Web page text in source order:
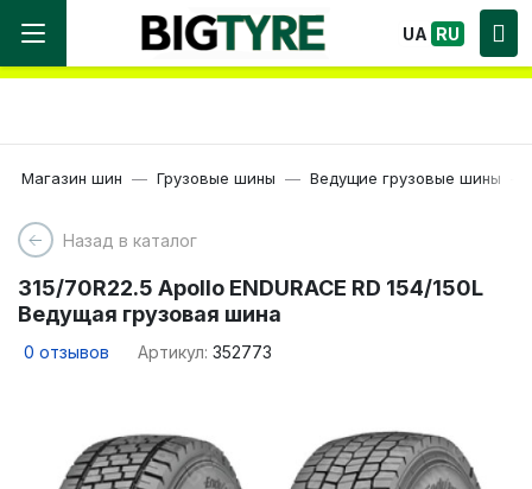
Мы работаем! Большой выбор Шин, быстрая
доставка по Украине!
UA RU
Магазин шин Грузовые шины Ведущие грузовые шины
Назад в каталог
315/70R22.5 Apollo ENDURACE RD 154/150L
Ведущая грузовая шина
0 отзывов Артикул: 352773